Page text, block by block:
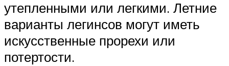
утепленными или легкими. Летние
варианты легинсов могут иметь
искусственные прорехи или
потертости.